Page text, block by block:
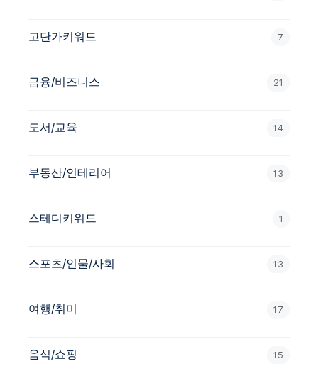
고단가키워드 7
금융/비즈니스 21
도서/교육 14
부동산/인테리어 13
스테디키워드 1
스포츠/인물/사회 13
여행/취미 17
음식/쇼핑 15